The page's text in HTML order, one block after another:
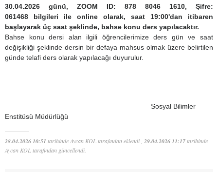
30.04.2026 günü, ZOOM ID: 878 8046 1610, Şifre:
061468 bilgileri ile online olarak, saat 19:00'dan itibaren
başlayarak üç saat şeklinde, bahse konu ders yapılacaktır.
Bahse konu dersi alan ilgili öğrencilerimize ders gün ve saat
değişikliği şeklinde dersin bir defaya mahsus olmak üzere belirtilen
günde telafi ders olarak yapılacağı duyurulur.
Sosyal Bilimler
Enstitüsü Müdürlüğü
28.04.2026 10:51 tarihinde Aycan KOL tarafından eklendi , 29.04.2026 11:17tarihinde
Aycan KOL tarafından güncellendi.